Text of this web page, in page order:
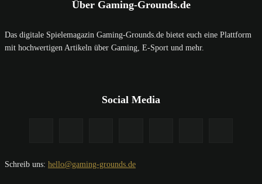
Über Gaming-Grounds.de
Das digitale Spielemagazin Gaming-Grounds.de bietet euch eine Plattform
mit hochwertigen Artikeln über Gaming, E-Sport und mehr.
Social Media
Schreib uns: hello@gaming-grounds.de